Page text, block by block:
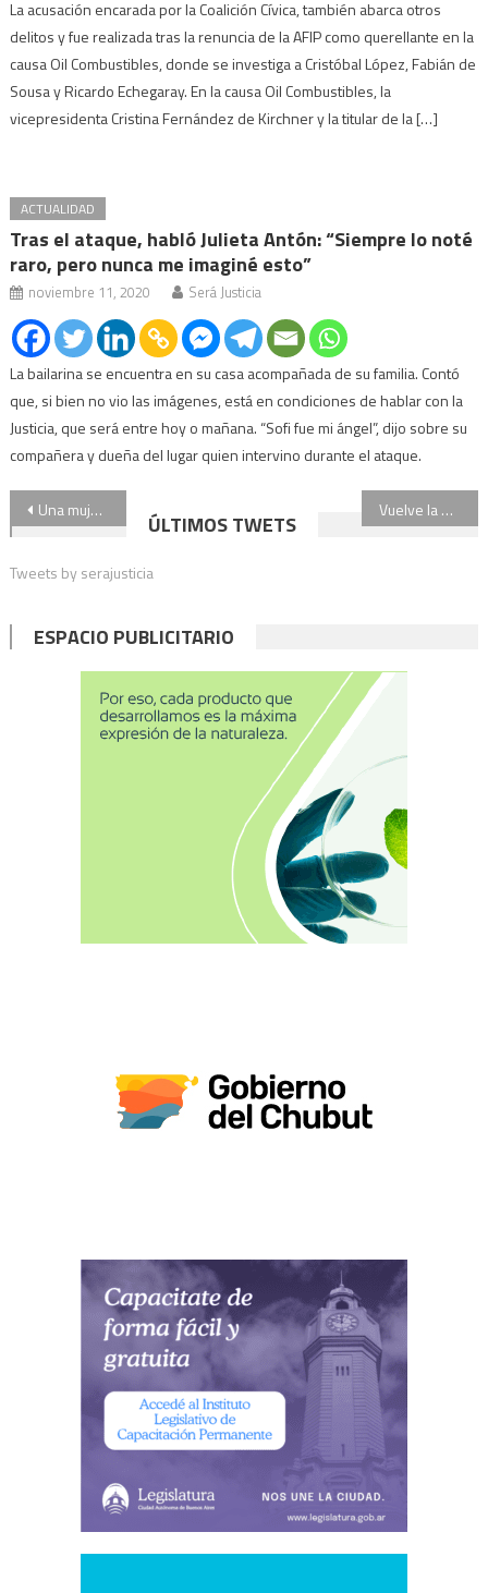
La acusación encarada por la Coalición Cívica, también abarca otros
delitos y fue realizada tras la renuncia de la AFIP como querellante en la
causa Oil Combustibles, donde se investiga a Cristóbal López, Fabián de
Sousa y Ricardo Echegaray. En la causa Oil Combustibles, la
vicepresidenta Cristina Fernández de Kirchner y la titular de la […]
ACTUALIDAD
Tras el ataque, habló Julieta Antón: “Siempre lo noté
raro, pero nunca me imaginé esto”
noviembre 11, 2020 Será Justicia
La bailarina se encuentra en su casa acompañada de su familia. Contó
que, si bien no vio las imágenes, está en condiciones de hablar con la
Justicia, que será entre hoy o mañana. “Sofi fue mi ángel”, dijo sobre su
compañera y dueña del lugar quien intervino durante el ataque.
Navegación
de
entradas
Una mujer denunció la desaparición de sus hijas adolescentes: aparecieron en buen estado de salud Vuelve la presencialidad escolar plena en PBA: cómo es el protocolo
ÚLTIMOS TWETS
Tweets by serajusticia
ESPACIO PUBLICITARIO